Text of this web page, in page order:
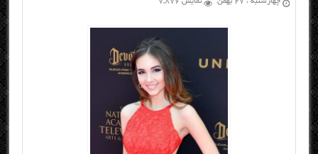
چهارشنبه ، ۲۷ بهمن نمایش 7,876